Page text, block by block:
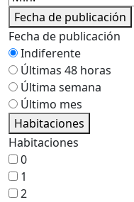
Fecha de publicación
Fecha de publicación
Indiferente
Últimas 48 horas
Última semana
Último mes
Habitaciones
Habitaciones
0
1
2